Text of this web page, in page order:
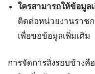
ใครสามารถให้ข้อมูล
ติดต่อหน่วยงานราชก
เพื่อขอข้อมูลเพิ่มเติม
การจัดการสิ่งรอบข้าง